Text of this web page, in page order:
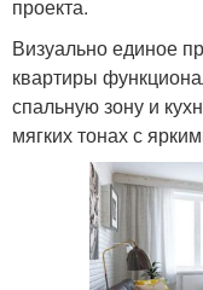
проекта.
Визуально единое
квартиры
спальную зону и
мягких тонах с